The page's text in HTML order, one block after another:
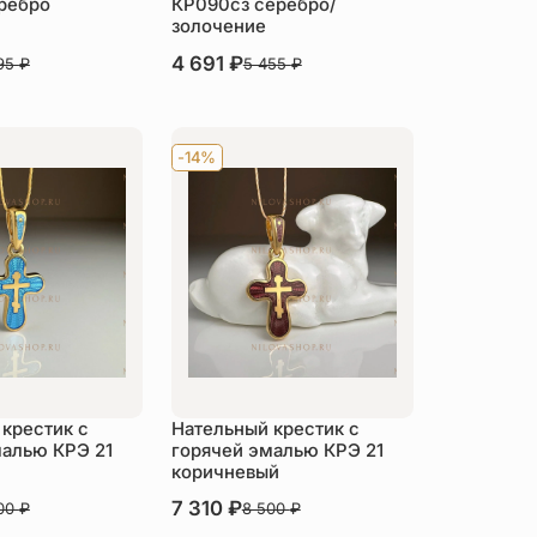
₽
КР090сз серебро/
золочение
В наличии
4 691 ₽5 455₽
с
КРЭ 21
₽
-14%
Нательный крестик с
горячей эмалью КРЭ 21
коричневый
В наличии
7 310 ₽8 500₽